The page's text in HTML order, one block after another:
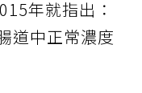
年就指出：
道中正常濃度